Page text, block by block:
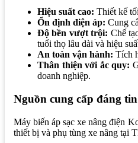
Hiệu suất cao: Thiết kế
Ổn định điện áp: Cung
Độ bền vượt trội: Chế
tuổi thọ lâu dài và hiệu
An toàn vận hành: Tích
Thân thiện với ắc quy:
doanh nghiệp.
Nguồn cung cấp đáng
Máy biến áp sạc xe nâng điện
thiết bị và phụ tùng xe nâng tại